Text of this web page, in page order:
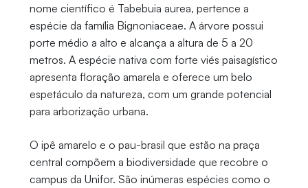
nome científico é Tabebuia aurea, pertence a
espécie da família Bignoniaceae. A árvore possui
porte médio a alto e alcança a altura de 5 a 20
metros. A espécie nativa com forte viés paisagístico
apresenta floração amarela e oferece um belo
espetáculo da natureza, com um grande potencial
para arborização urbana.
O ipê amarelo e o pau-brasil que estão na praça
central compõem a biodiversidade que recobre o
campus da Unifor. São inúmeras espécies como o